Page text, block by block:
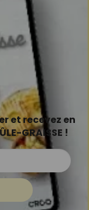
et recevez en
GRAISSE !